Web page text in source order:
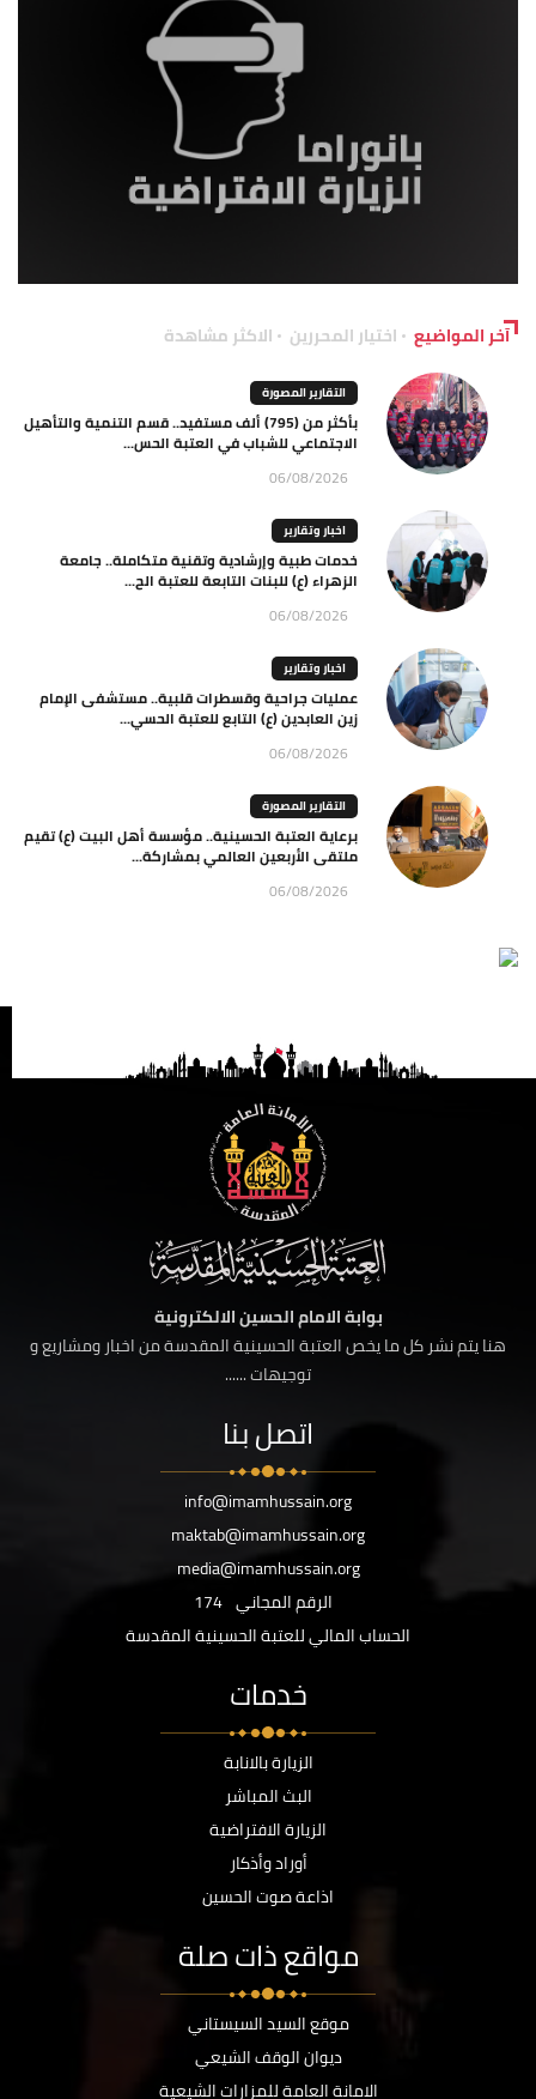
آخر المواضيع اختيار المحررين الاكثر مشاهدة
التقارير المصورة
بأكثر من (795) ألف مستفيد.. قسم التنمية والتأهيل
الاجتماعي للشباب في العتبة الحس...
06/08/2026
اخبار وتقارير
خدمات طبية وإرشادية وتقنية متكاملة.. جامعة
الزهراء (ع) للبنات التابعة للعتبة الح...
06/08/2026
اخبار وتقارير
عمليات جراحية وقسطرات قلبية.. مستشفى الإمام
زين العابدين (ع) التابع للعتبة الحسي...
06/08/2026
التقارير المصورة
برعاية العتبة الحسينية.. مؤسسة أهل البيت (ع) تقيم
ملتقى الأربعين العالمي بمشاركة...
06/08/2026
بوابة الامام الحسين الالكترونية
هنا يتم نشر كل ما يخص العتبة الحسينية المقدسة من اخبار ومشاريع و
توجيهات ......
اتصل بنا
info@imamhussain.org
maktab@imamhussain.org
media@imamhussain.org
الرقم المجاني 174
الحساب المالي للعتبة الحسينية المقدسة
خدمات
الزيارة بالانابة
البث المباشر
الزيارة الافتراضية
أوراد وأذكار
اذاعة صوت الحسين
مواقع ذات صلة
موقع السيد السيستاني
ديوان الوقف الشيعي
الامانة العامة للمزارات الشيعية